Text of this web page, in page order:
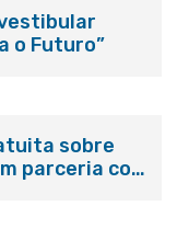
o Futuro”
sobre
parceria com